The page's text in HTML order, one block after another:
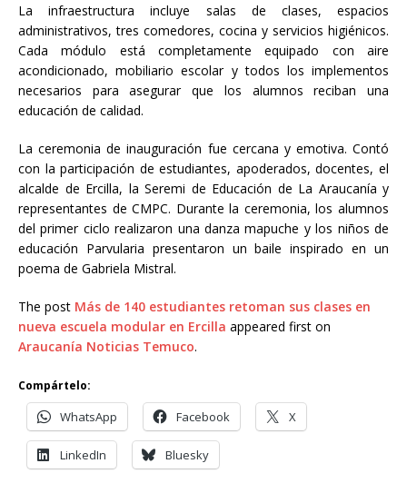
La infraestructura incluye salas de clases, espacios
administrativos, tres comedores, cocina y servicios higiénicos.
Cada módulo está completamente equipado con aire
acondicionado, mobiliario escolar y todos los implementos
necesarios para asegurar que los alumnos reciban una
educación de calidad.
La ceremonia de inauguración fue cercana y emotiva. Contó
con la participación de estudiantes, apoderados, docentes, el
alcalde de Ercilla, la Seremi de Educación de La Araucanía y
representantes de CMPC. Durante la ceremonia, los alumnos
del primer ciclo realizaron una danza mapuche y los niños de
educación Parvularia presentaron un baile inspirado en un
poema de Gabriela Mistral.
The post Más de 140 estudiantes retoman sus clases en
nueva escuela modular en Ercilla appeared first on
Araucanía Noticias Temuco.
Compártelo:
WhatsApp Facebook X
LinkedIn Bluesky